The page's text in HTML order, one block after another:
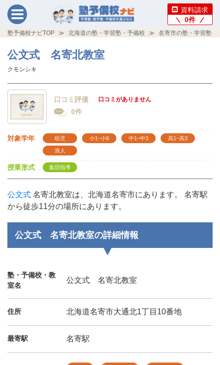
資料請求
0件
塾予備校ナビTOP 北海道の塾・学習塾・予備校 名寄市の塾・学習塾・
公文式 名寄北教室
クモンシキ
口コミ評価 口コミがありません
0件
対象学年 幼児 小1~小6 中1~中3 高1~高3
浪人
授業形式 集団指導
公文式 名寄北教室は、北海道名寄市にあります。 名寄駅
から徒歩11分の場所にあります。
公文式 名寄北教室の詳細情報
塾・予備校・教
室名
公文式 名寄北教室
住所 北海道名寄市大通北1丁目10番地
最寄駅 名寄駅